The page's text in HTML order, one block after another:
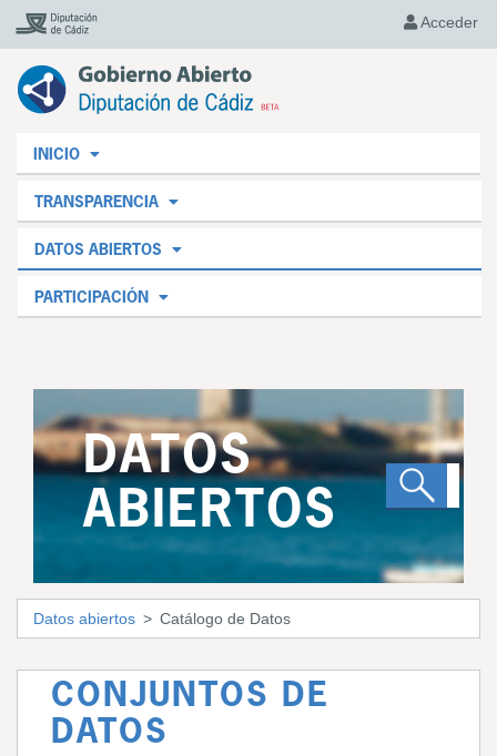
Acceder
INICIO
TRANSPARENCIA
DATOS ABIERTOS
PARTICIPACIÓN
DATOS
ABIERTOS
Datos abiertos Catálogo de Datos
CONJUNTOS DE
DATOS